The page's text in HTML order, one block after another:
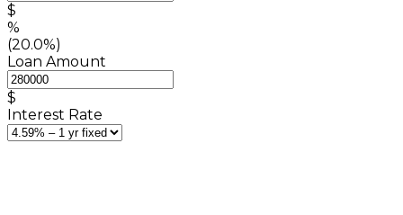
$
%
(20.0%)
Loan Amount
$
Interest Rate